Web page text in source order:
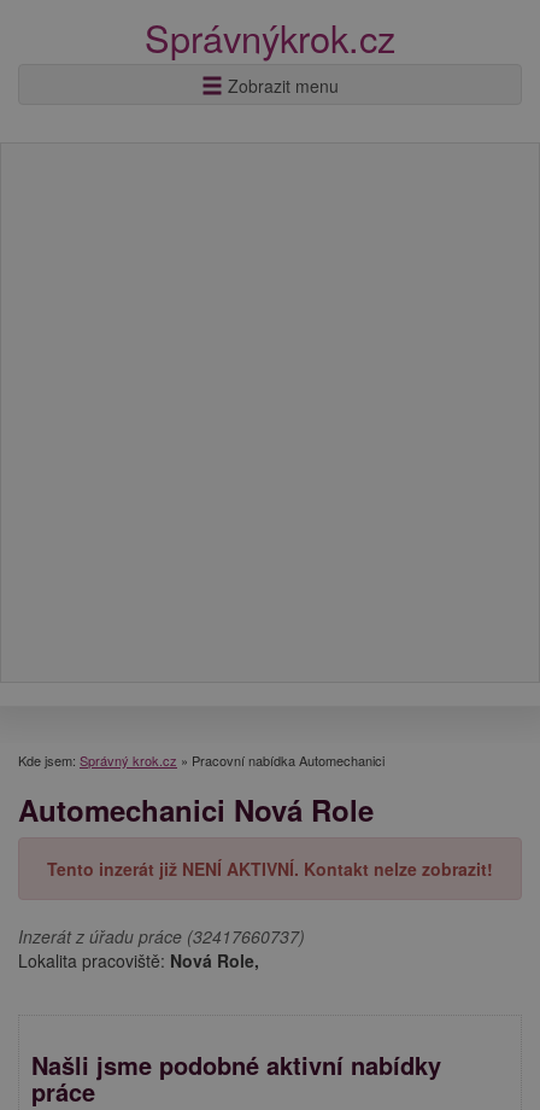
Správnýkrok.cz
Zobrazit menu
Kde jsem: Správný krok.cz » Pracovní nabídka Automechanici
Automechanici Nová Role
Tento inzerát již NENÍ AKTIVNÍ. Kontakt nelze zobrazit!
Inzerát z úřadu práce (32417660737)
Lokalita pracoviště: Nová Role,
Našli jsme podobné aktivní nabídky
práce